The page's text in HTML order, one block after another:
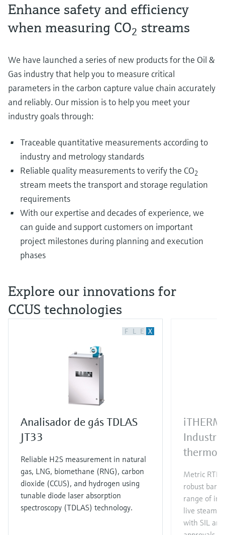
Enhance safety and efficiency
when measuring CO2 streams​
We have launched a series of new products for the Oil &
Gas industry that help you to measure critical
parameters in the carbon capture value chain accurately
and reliably. Our mission is to help you meet your
industry goals through:
Traceable quantitative measurements according to
industry and metrology standards
Reliable quality measurements to verify the CO2
stream meets the transport and storage regulation
requirements
With our expertise and decades of experience, we
can guide and support customers on important
project milestones during planning and execution
phases
Explore our innovations for
CCUS technologies
F L E X
Analisador de gás TDLAS
JT33
Reliable H2S measurement in natural
gas, LNG, biomethane (RNG), carbon
dioxide (CCUS), and hydrogen using
tunable diode laser absorption
spectroscopy (TDLAS) technology.
Metric
robust
range of
live steam
with SIL